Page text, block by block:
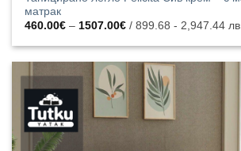
матрак
460.00€ – 1507.00€Price
460.00€
1507.00€
/ 899.68 - 2,947.44 лв.